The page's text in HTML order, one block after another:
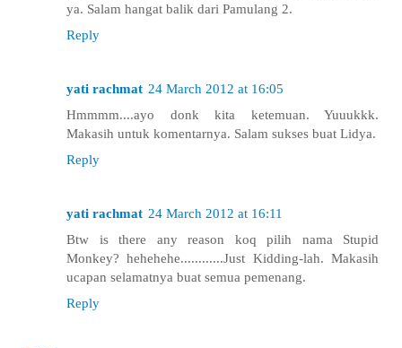
ya. Salam hangat balik dari Pamulang 2.
Reply
yati rachmat 24 March 2012 at 16:05
Hmmmm....ayo donk kita ketemuan. Yuuukkk.
Makasih untuk komentarnya. Salam sukses buat Lidya.
Reply
yati rachmat 24 March 2012 at 16:11
Btw is there any reason koq pilih nama Stupid
Monkey? hehehehe............Just Kidding-lah. Makasih
ucapan selamatnya buat semua pemenang.
Reply